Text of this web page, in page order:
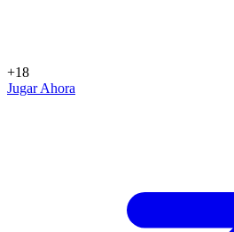
+18
Jugar Ahora